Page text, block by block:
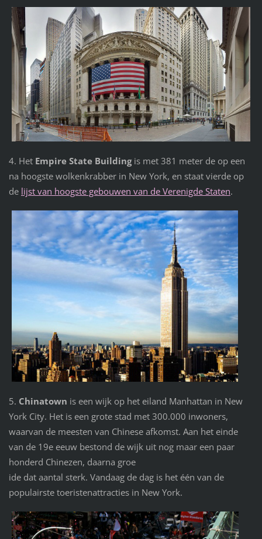
4. Het Empire State Buildingis met 381 meter de op een
na hoogste wolkenkrabber in New York, en staat vierde op
de lijst van hoogste gebouwen van de Verenigde Staten.
5. Chinatown is een wijk op het eiland Manhattan in New
York City. Het is een grote stad met 300.000 inwoners,
waarvan de meesten van Chinese afkomst. Aan het einde
van de 19e eeuw bestond de wijk uit nog maar een paar
honderd Chinezen, daarna groe
ide dat aantal sterk. Vandaag de dag is het één van de
populairste toeristenattracties in New York.